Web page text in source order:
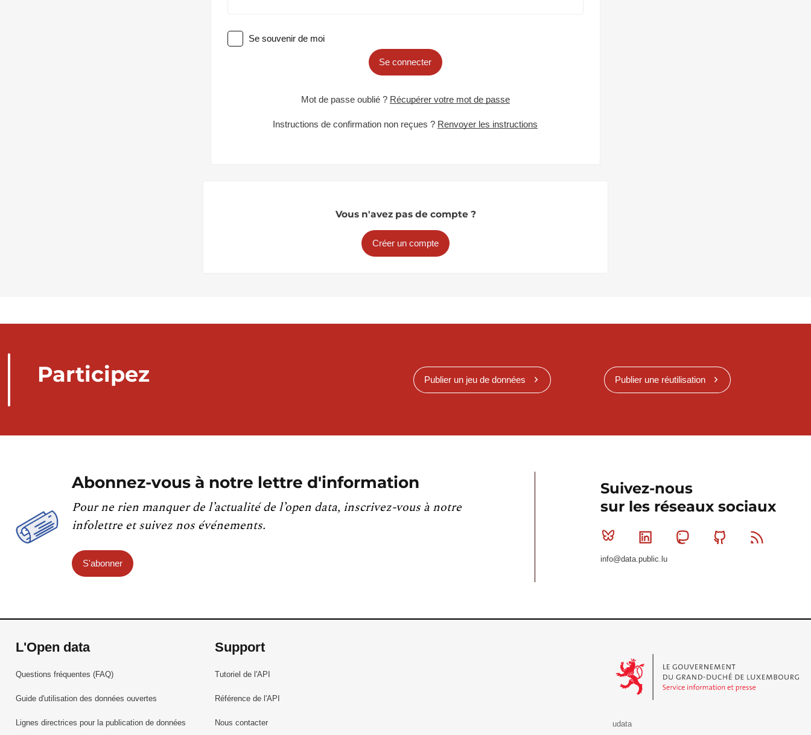
Se souvenir de moi
Se connecter
Mot de passe oublié ? Récupérer votre mot de passe
Instructions de confirmation non reçues ? Renvoyer les instructions
Vous n'avez pas de compte ?
Créer un compte
Participez Publier un jeu de données Publier une réutilisation
Abonnez-vous à notre lettre d'information
Pour ne rien manquer de l’actualité de l’open data, inscrivez-vous à notre
infolettre et suivez nos événements.
S'abonner
Suivez-nous
sur les réseaux sociaux
Bluesky Linkedin MastodonGithub
info@data.public.lu
L'Open data
Questions fréquentes (FAQ)
Guide d'utilisation des données ouvertes
Lignes directrices pour la publication de données
Support
Tutoriel de l'API
Référence de l'API
Nous contacter
udata